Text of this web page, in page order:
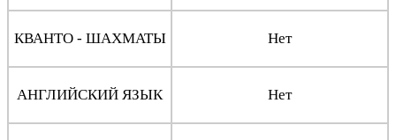
КВАНТО - ШАХМАТЫ Нет
АНГЛИЙСКИЙ ЯЗЫК Нет